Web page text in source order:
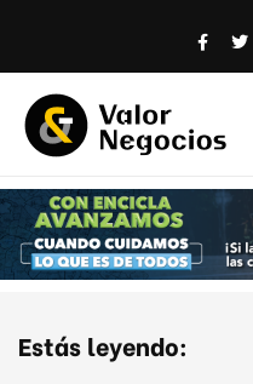
Estás leyendo: